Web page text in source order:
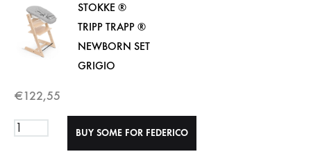
STOKKE ®
TRIPP TRAPP ®
NEWBORN SET
GRIGIO
€122,55